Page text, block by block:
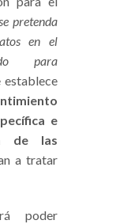
pretenda
en el
para
establece
e
de las
a tratar
poder